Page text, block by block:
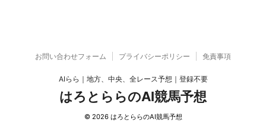
お問い合わせフォーム プライバシーポリシー 免責事項
AIらら｜地方、中央、全レース予想｜登録不要
はろとららのAI競馬予想
© 2026 はろとららのAI競馬予想